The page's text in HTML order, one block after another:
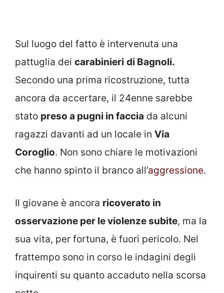
Sul luogo del fatto è intervenuta una
pattuglia dei carabinieri di Bagnoli.
Secondo una prima ricostruzione, tutta
ancora da accertare, il 24enne sarebbe
stato preso a pugni in faccia da alcuni
ragazzi davanti ad un locale in Via
Coroglio. Non sono chiare le motivazioni
che hanno spinto il branco all’aggressione.
Il giovane è ancora ricoverato in
osservazione per le violenze subite, ma la
sua vita, per fortuna, è fuori pericolo. Nel
frattempo sono in corso le indagini degli
inquirenti su quanto accaduto nella scorsa